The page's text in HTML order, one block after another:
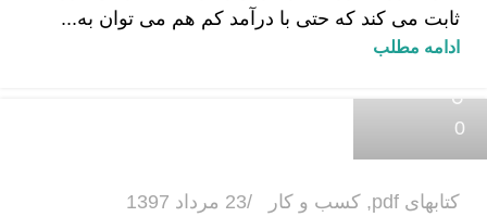
ثابت می کند که حتی با درآمد کم هم می توان به...
ادامه مطلب
زهرا داودی
0
کتابهای pdf , کسب و کار 23 مرداد 1397